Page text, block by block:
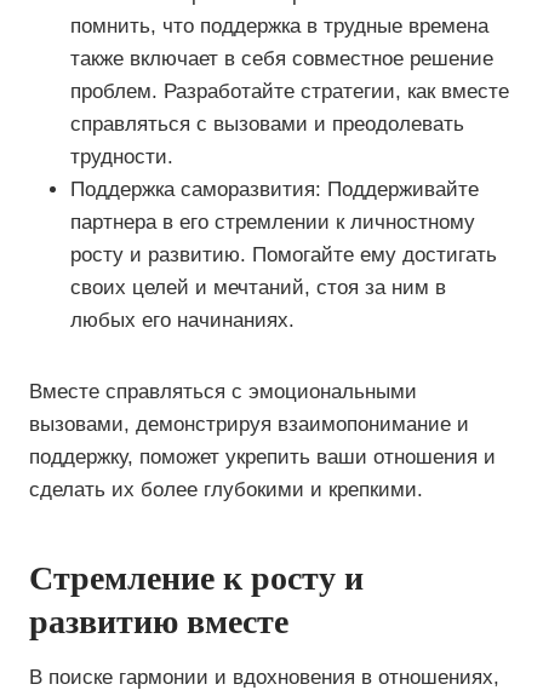
помнить, что поддержка в трудные времена
также включает в себя совместное решение
проблем. Разработайте стратегии, как вместе
справляться с вызовами и преодолевать
трудности.
Поддержка саморазвития: Поддерживайте
партнера в его стремлении к личностному
росту и развитию. Помогайте ему достигать
своих целей и мечтаний, стоя за ним в
любых его начинаниях.
Вместе справляться с эмоциональными
вызовами, демонстрируя взаимопонимание и
поддержку, поможет укрепить ваши отношения и
сделать их более глубокими и крепкими.
Стремление к росту и
развитию вместе
В поиске гармонии и вдохновения в отношениях,